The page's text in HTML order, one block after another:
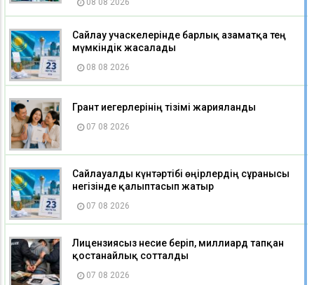
08 08 2026
Сайлау учаскелерінде барлық азаматқа тең
мүмкіндік жасалады
08 08 2026
Грант иегерлерінің тізімі жарияланды
07 08 2026
Сайлауалды күнтәртібі өңірлердің сұранысы
негізінде қалыптасып жатыр
07 08 2026
Лицензиясыз несие беріп, миллиард тапқан
қостанайлық сотталды
07 08 2026